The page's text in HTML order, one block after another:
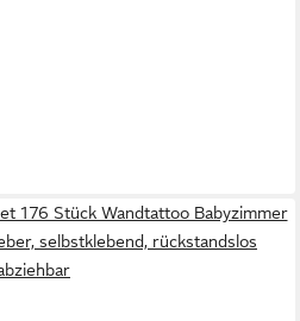
176 Stück Wandtattoo Babyzimmer
selbstklebend, rückstandslos